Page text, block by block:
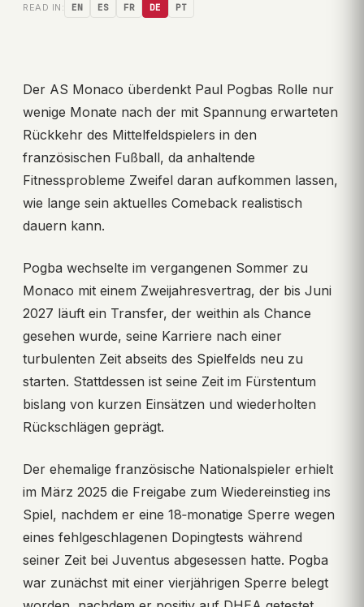
READ IN: EN ES FR DE PT
Der AS Monaco überdenkt Paul Pogbas Rolle nur
wenige Monate nach der mit Spannung erwarteten
Rückkehr des Mittelfeldspielers in den
französischen Fußball, da anhaltende
Fitnessprobleme Zweifel daran aufkommen lassen,
wie lange sein aktuelles Comeback realistisch
dauern kann.
Pogba wechselte im vergangenen Sommer zu
Monaco mit einem Zweijahresvertrag, der bis Juni
2027 läuft ein Transfer, der weithin als Chance
gesehen wurde, seine Karriere nach einer
turbulenten Zeit abseits des Spielfelds neu zu
starten. Stattdessen ist seine Zeit im Fürstentum
bislang von kurzen Einsätzen und wiederholten
Rückschlägen geprägt.
Der ehemalige französische Nationalspieler erhielt
im März 2025 die Freigabe zum Wiedereinstieg ins
Spiel, nachdem er eine 18‑monatige Sperre wegen
eines fehlgeschlagenen Dopingtests während
seiner Zeit bei Juventus abgesessen hatte. Pogba
war zunächst mit einer vierjährigen Sperre belegt